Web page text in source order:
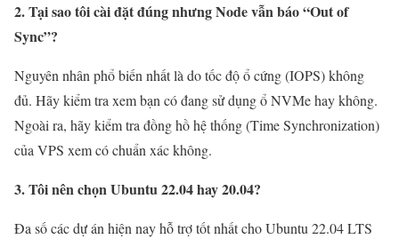
2. Tại sao tôi cài đặt đúng nhưng Node vẫn báo “Out of
Sync”?
Nguyên nhân phổ biến nhất là do tốc độ ổ cứng (IOPS) không
đủ. Hãy kiểm tra xem bạn có đang sử dụng ổ NVMe hay không.
Ngoài ra, hãy kiểm tra đồng hồ hệ thống (Time Synchronization)
của VPS xem có chuẩn xác không.
3. Tôi nên chọn Ubuntu 22.04 hay 20.04?
Đa số các dự án hiện nay hỗ trợ tốt nhất cho Ubuntu 22.04 LTS